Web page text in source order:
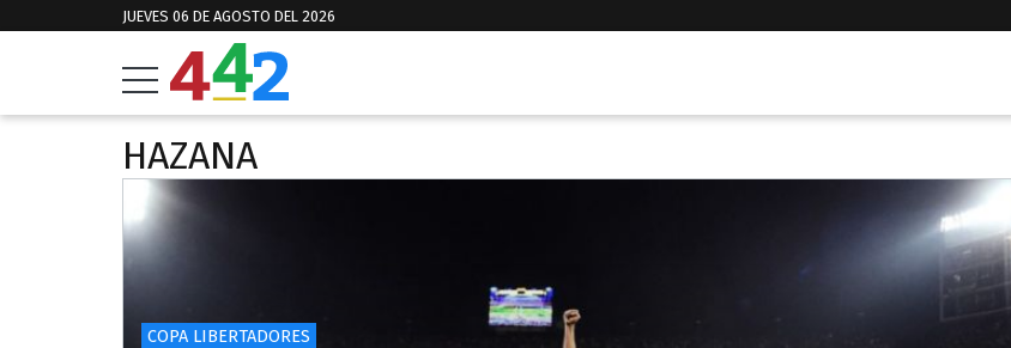
JUEVES 06 DE AGOSTO DEL 2026
HAZANA
COPA LIBERTADORES